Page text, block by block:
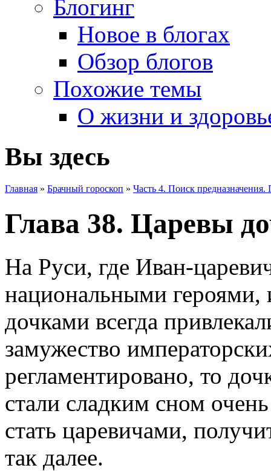
Блогинг
Новое в блогах
Обзор блогов
Похожие темы
О жизни и
Вы здесь
Главная » Брачный гороскоп » Часть 4. Поиск
Глава 38. Царевы
На Руси, где Иван-
национальными героями,
дочками всегда
замужество
регламентировано, то
стали сладким сном
стать царевичами,
так далее.